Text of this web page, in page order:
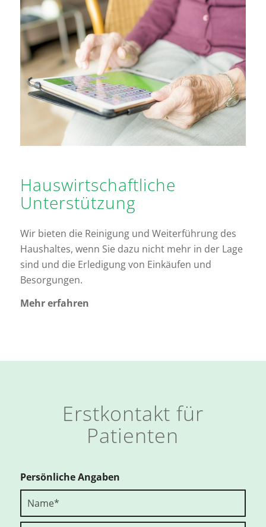
Hauswirtschaftliche
Unterstützung
Wir bieten die Reinigung und Weiterführung des
Haushaltes, wenn Sie dazu nicht mehr in der Lage
sind und die Erledigung von Einkäufen und
Besorgungen.
Mehr erfahren
Erstkontakt für
Patienten
Persönliche Angaben